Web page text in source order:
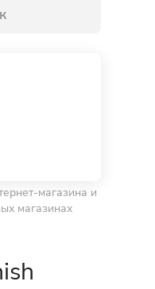
магазина и
магазинах